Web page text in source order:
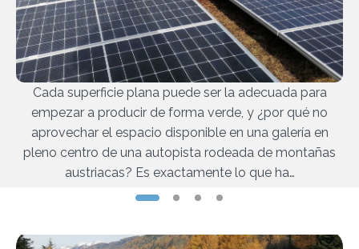
Cada superficie plana puede ser la adecuada para
empezar a producir de forma verde, y ¿por qué no
aprovechar el espacio disponible en una galería en
pleno centro de una autopista rodeada de montañas
austriacas? Es exactamente lo que ha…